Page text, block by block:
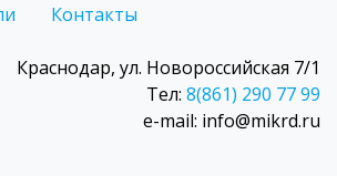
Контакты
Краснодар, ул. Новороссийская 7/1
Тел: 8(861) 290 77 99
e-mail: info@mikrd.ru